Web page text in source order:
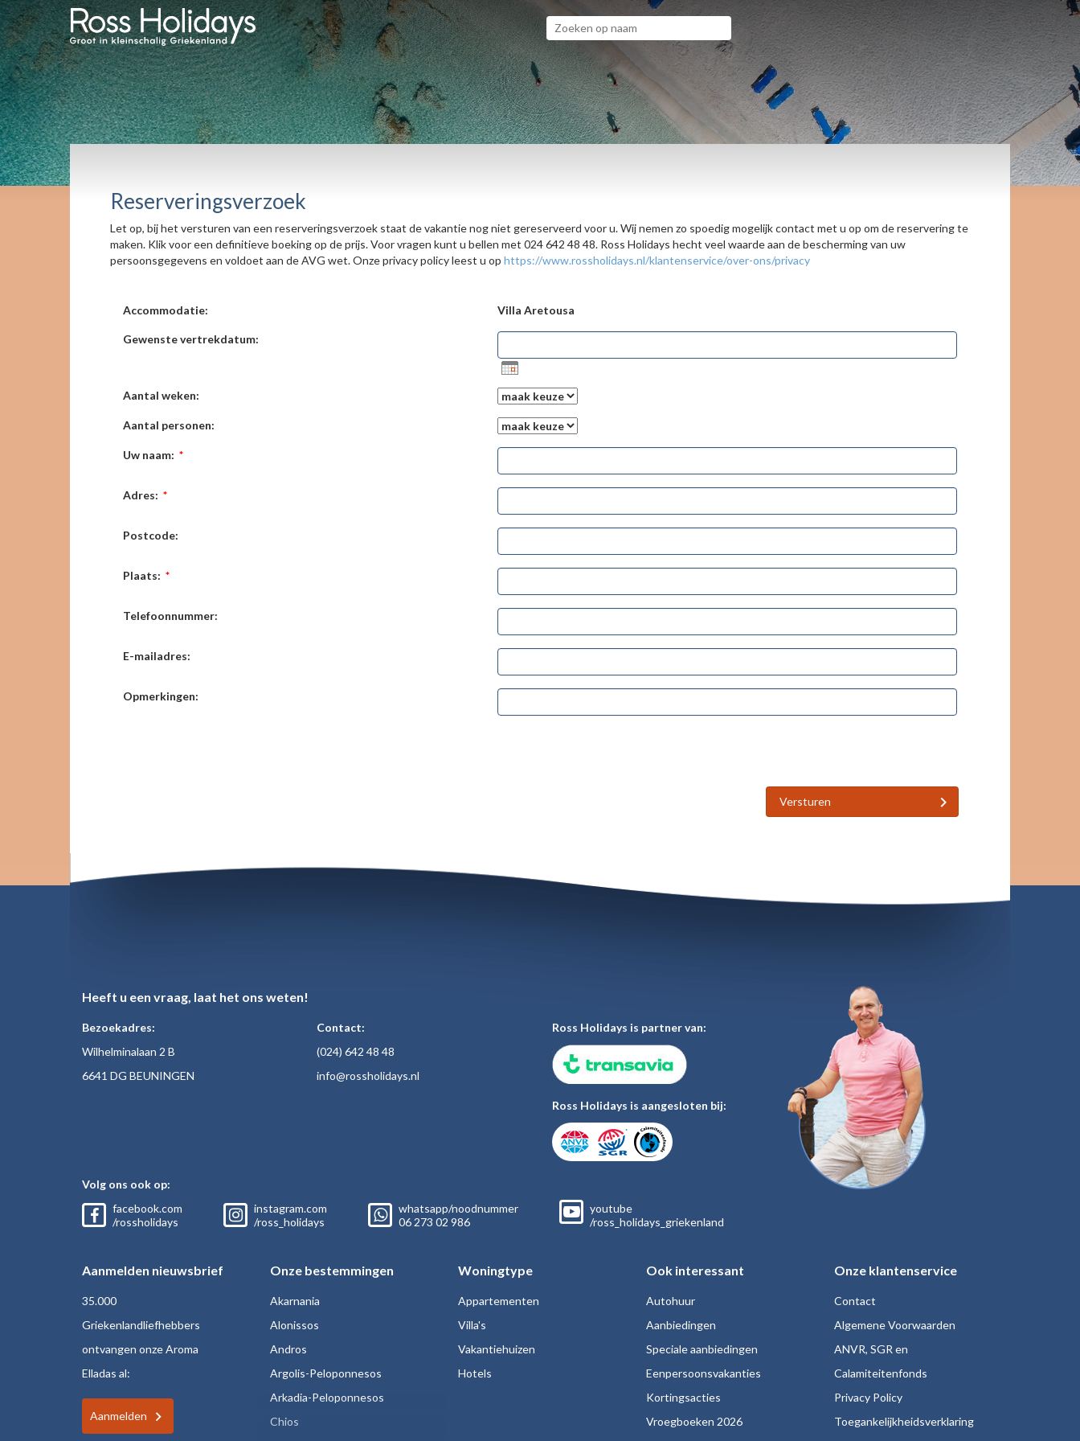
Reserveringsverzoek
Let op, bij het versturen van een reserveringsverzoek staat de vakantie nog niet gereserveerd voor u. Wij nemen zo spoedig mogelijk contact met u op om de reservering te
maken. Klik voor een definitieve boeking op de prijs. Voor vragen kunt u bellen met 024 642 48 48. Ross Holidays hecht veel waarde aan de bescherming van uw
persoonsgegevens en voldoet aan de AVG wet. Onze privacy policy leest u op https://www.rossholidays.nl/klantenservice/over-ons/privacy
Accommodatie: Villa Aretousa
Gewenste vertrekdatum:
Aantal weken:
Aantal personen:
Uw naam: *
Adres: *
Postcode:
Plaats: *
Telefoonnummer:
E-mailadres:
Opmerkingen:
Versturen
Heeft u een vraag, laat het ons weten!
Bezoekadres:
Wilhelminalaan 2 B
6641 DG BEUNINGEN
Contact:
(024) 642 48 48
info@rossholidays.nl
Ross Holidays is partner van:
Ross Holidays is aangesloten bij:
Volg ons ook op:
facebook.com
/rossholidays
instagram.com
/ross_holidays
whatsapp/noodnummer
06 273 02 986
youtube
/ross_holidays_griekenland
Aanmelden nieuwsbrief
35.000
Griekenlandliefhebbers
ontvangen onze Aroma
Elladas al:
Aanmelden
Onze bestemmingen
Akarnania
Alonissos
Andros
Argolis-Peloponnesos
Arkadia-Peloponnesos
Chios
Woningtype
Appartementen
Villa's
Vakantiehuizen
Hotels
Ook interessant
Autohuur
Aanbiedingen
Speciale aanbiedingen
Eenpersoonsvakanties
Kortingsacties
Vroegboeken 2026
Onze klantenservice
Contact
Algemene Voorwaarden
ANVR, SGR en
Calamiteitenfonds
Privacy Policy
Toegankelijkheidsverklaring